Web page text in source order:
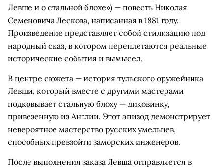
Левше и о стальной блохе») — повесть Николая
Семеновича Лескова, написанная в 1881 году.
Произведение представляет собой стилизацию под
народный сказ, в котором переплетаются реальные
исторические события и вымысел.
В центре сюжета — история тульского оружейника
Левши, который вместе с другими мастерами
подковывает стальную блоху — диковинку,
привезенную из Англии. Этот эпизод демонстрирует
невероятное мастерство русских умельцев,
способных превзойти заморских инженеров.
После выполнения заказа Левша отправляется в